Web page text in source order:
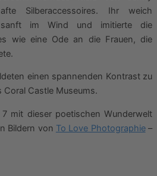
Silberaccessoires. Ihr weich
im Wind und imitierte die
wie eine Ode an die Frauen, die
einen spannenden Kontrast zu
Coral Castle Museums.
mit dieser poetischen Wunderwelt
Bildern von To Love Photographie–